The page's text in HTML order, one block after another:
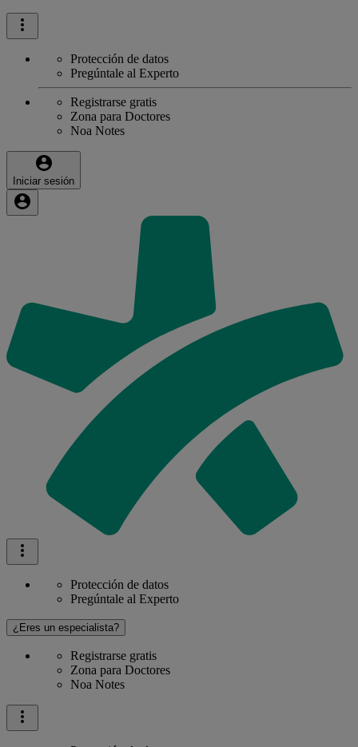
Protección de datos
Pregúntale al Experto
Registrarse gratis
Zona para Doctores
Noa Notes
Iniciar sesión
Protección de datos
Pregúntale al Experto
¿Eres un especialista?
Registrarse gratis
Zona para Doctores
Noa Notes